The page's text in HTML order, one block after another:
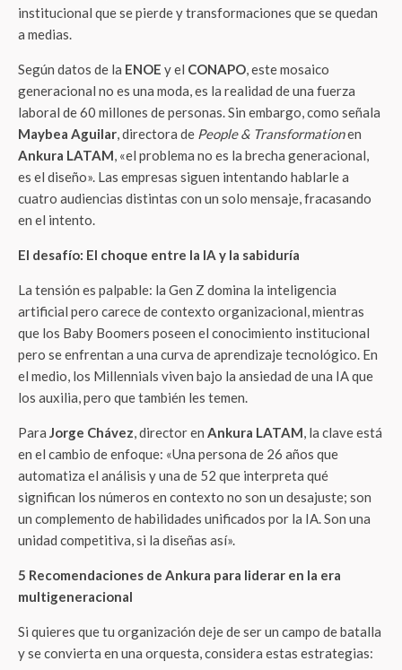
institucional que se pierde y transformaciones que se quedan
a medias.
Según datos de la ENOE y el CONAPO, este mosaico
generacional no es una moda, es la realidad de una fuerza
laboral de 60 millones de personas. Sin embargo, como señala
Maybea Aguilar, directora de People & Transformationen
Ankura LATAM, «el problema no es la brecha generacional,
es el diseño». Las empresas siguen intentando hablarle a
cuatro audiencias distintas con un solo mensaje, fracasando
en el intento.
El desafío: El choque entre la IA y la sabiduría
La tensión es palpable: la Gen Z domina la inteligencia
artificial pero carece de contexto organizacional, mientras
que los Baby Boomers poseen el conocimiento institucional
pero se enfrentan a una curva de aprendizaje tecnológico. En
el medio, los Millennials viven bajo la ansiedad de una IA que
los auxilia, pero que también les temen.
Para Jorge Chávez, director en Ankura LATAM, la clave está
en el cambio de enfoque: «Una persona de 26 años que
automatiza el análisis y una de 52 que interpreta qué
significan los números en contexto no son un desajuste; son
un complemento de habilidades unificados por la IA. Son una
unidad competitiva, si la diseñas así».
5 Recomendaciones de Ankura para liderar en la era
multigeneracional
Si quieres que tu organización deje de ser un campo de batalla
y se convierta en una orquesta, considera estas estrategias: